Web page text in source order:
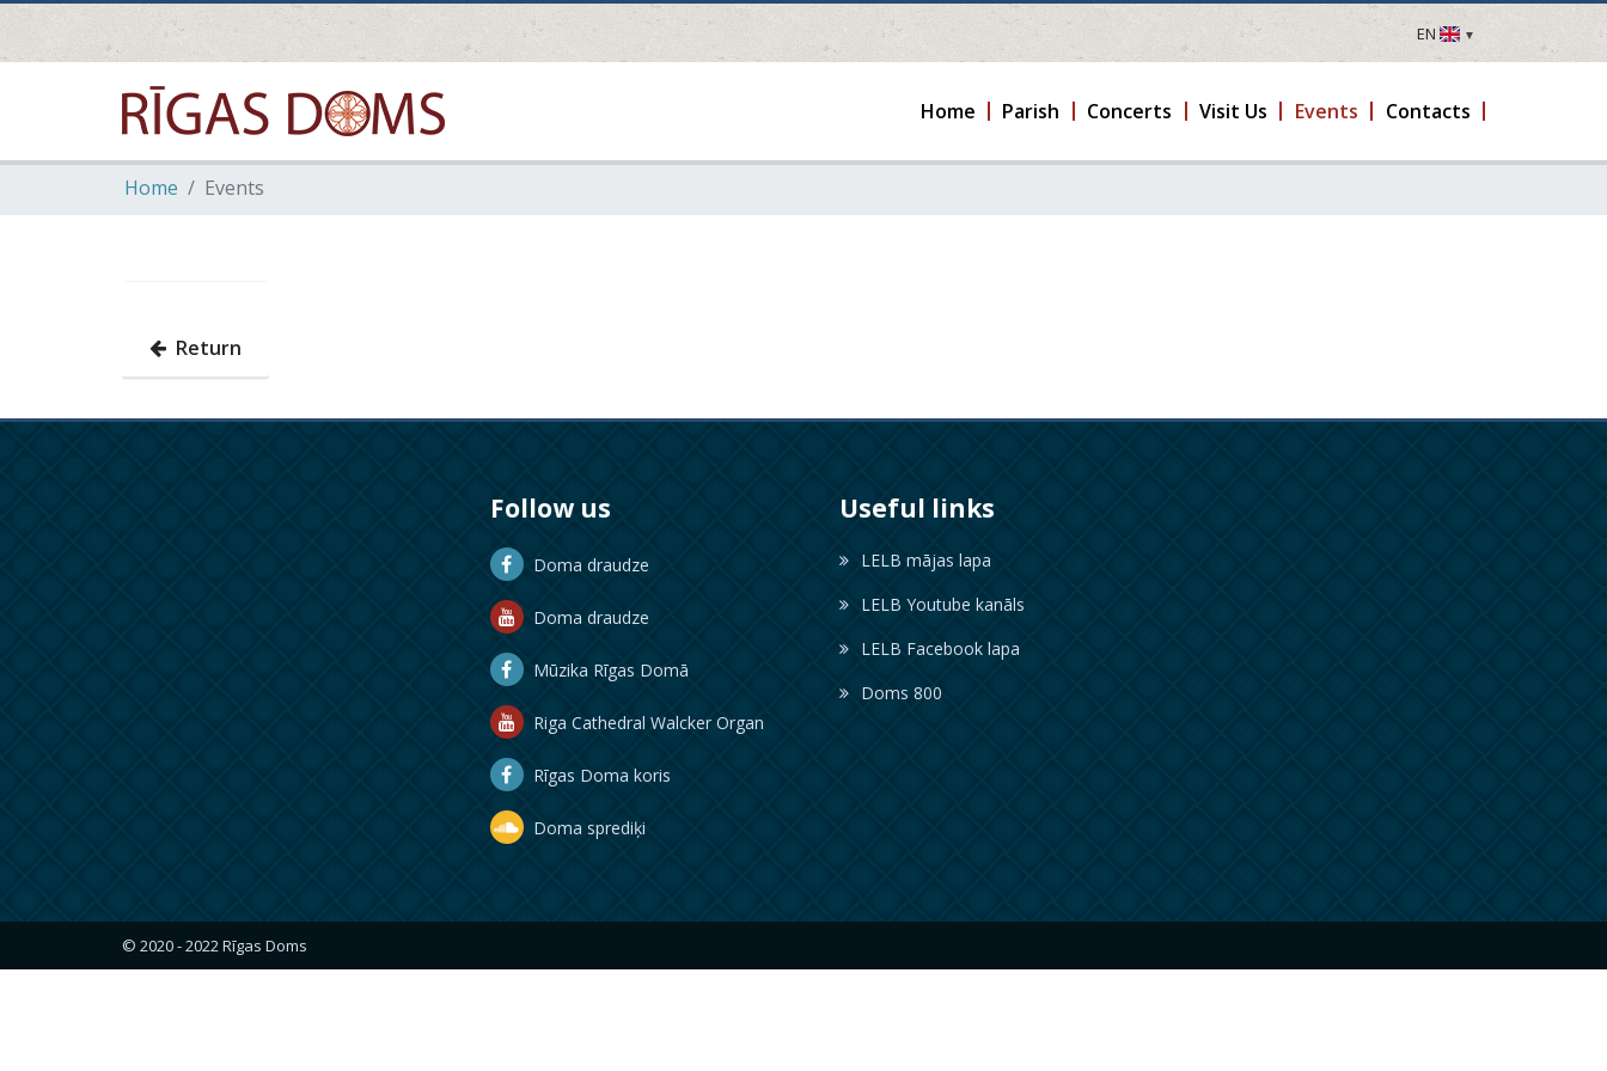
EN
LV
FR
Home Parish Concerts Visit Us Events Contacts
Home Events
Return
Follow us
Doma draudze
Doma draudze
Mūzika Rīgas Domā
Riga Cathedral Walcker Organ
Rīgas Doma koris
Doma sprediķi
Useful links
LELB mājas lapa
LELB Youtube kanāls
LELB Facebook lapa
Doms 800
© 2020 - 2022 Rīgas Doms